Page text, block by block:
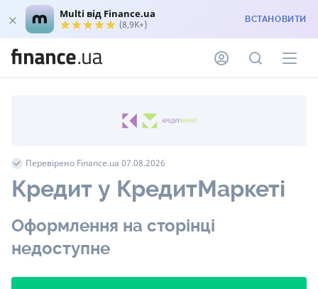
Multi від Finance.ua
(8,9K+) ВСТАНОВИТИ
Перевірено Finance.ua 07.08.2026
Кредит у КредитМаркеті
Оформлення на сторінці
недоступне